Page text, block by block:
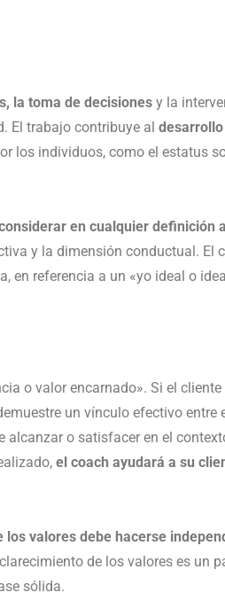
la toma de decisiones y la
El trabajo contribuye al
los individuos, como el estatus
en cualquier definición
y la dimensión conductual. El
en referencia a un «yo ideal o
o valor encarnado». Si el cliente
un vínculo efectivo entre
o satisfacer en el
el coach ayudará a su
los valores debe hacerse
de los valores es un
sólida.